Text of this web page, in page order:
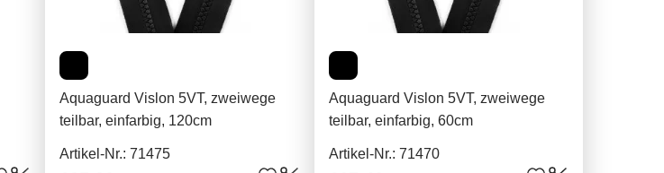
Aquaguard Vislon 5VT, zweiwege
teilbar, einfarbig, 120cm
Artikel-Nr.: 71475
Aquaguard Vislon 5VT, zweiwege
teilbar, einfarbig, 60cm
Artikel-Nr.: 71470